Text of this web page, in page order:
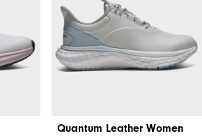
Quantum Leather Women